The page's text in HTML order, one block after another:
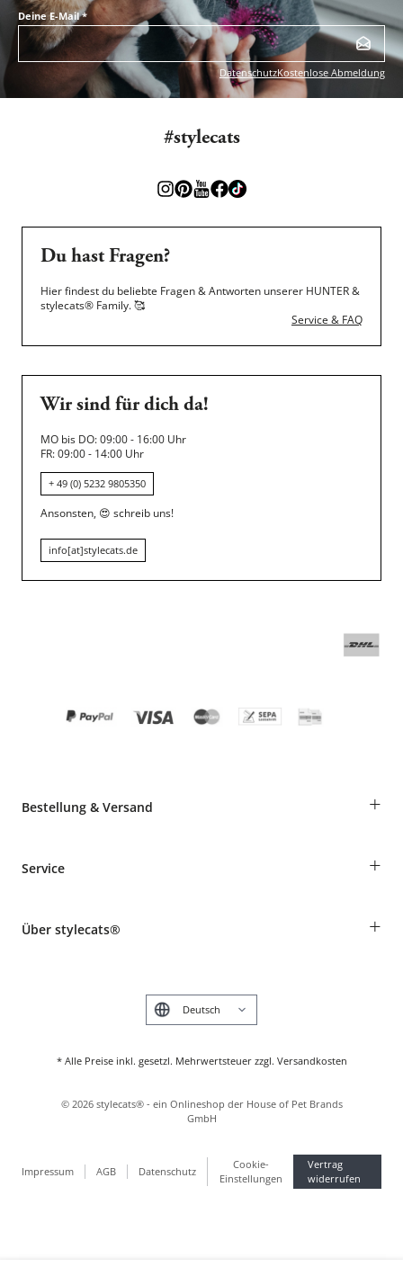
Deine E-Mail*
DatenschutzKostenlose Abmeldung
#stylecats
Du hast Fragen?
Hier findest du beliebte Fragen & Antworten unserer HUNTER &
stylecats® Family.🥰
Service & FAQ
Wir sind für dich da!
MO bis DO: 09:00 - 16:00 Uhr
FR: 09:00 - 14:00 Uhr
+ 49 (0) 5232 9805350
Ansonsten, 😍 schreib uns!
info[at]stylecats.de
Bestellung & Versand +
Informationen zur Lieferung
Produkte reklamieren und zurücksenden
Service +
Tierkrankenversicherung
Über stylecats® +
* Alle Preise inkl. gesetzl. Mehrwertsteuer zzgl. Versandkosten
English
Impressum AGB Datenschutz
Cookie-
Einstellungen
Vertrag
widerrufen
© 2026 stylecats® - ein Onlineshop der House of Pet Brands
GmbH